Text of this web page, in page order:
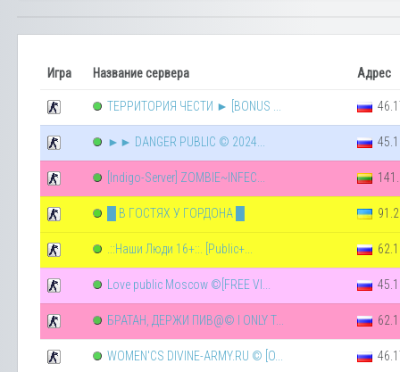
Игра Название сервера Адрес
ТЕРРИТОРИЯ ЧЕСТИ ► [BONUS ...
►► DANGER PUBLIC © 2024...
[Indigo-Server] ZOMBIE~INFEC...
█ В ГОСТЯХ У ГОРДОНА █
.::Наши Люди 16+::. [Public+...
Love public Moscow ©[FREE VI...
БРАТАН, ДЕРЖИ ПИВ@© l ONLY T...
WOMEN'CS DIVINE-ARMY.RU © [O...